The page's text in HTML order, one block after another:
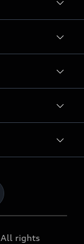
All rights